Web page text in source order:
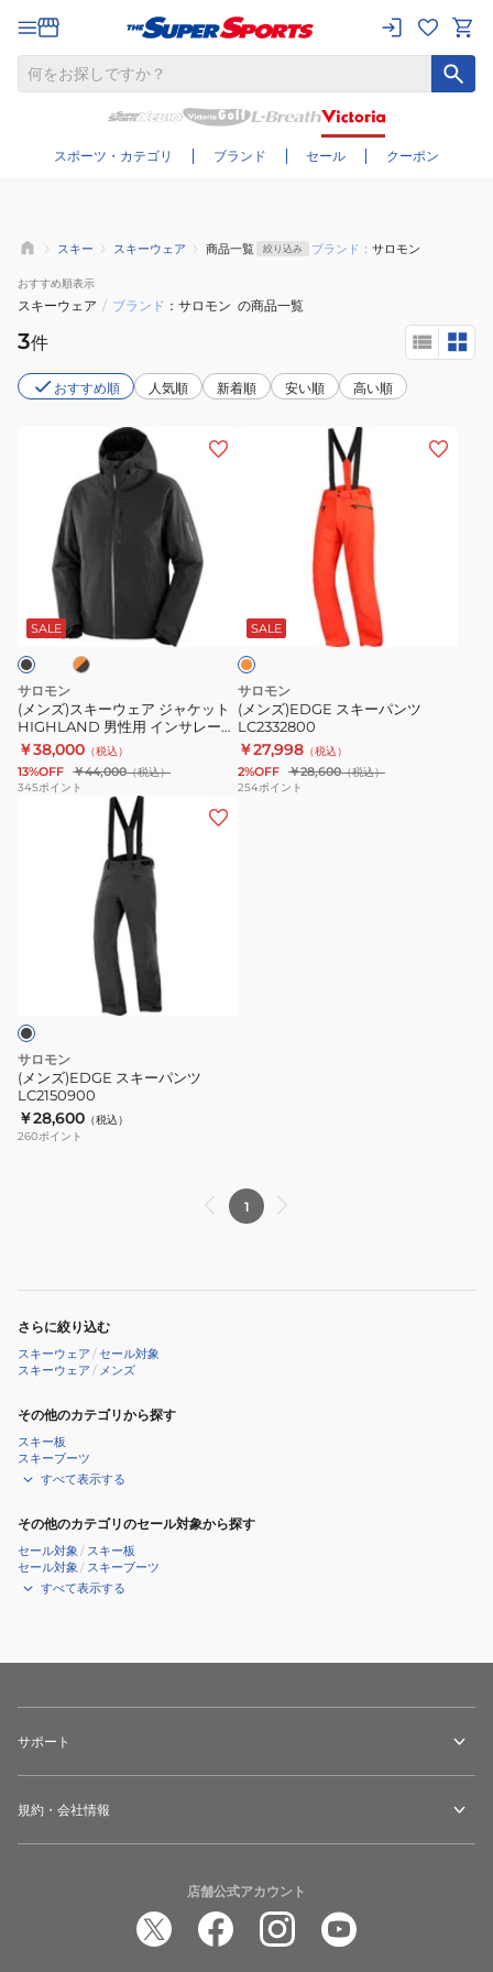
スポーツ・カテゴリ ブランド セール クーポン
さらに絞り込む
スキー スキーウェア 商品一覧 絞り込み ブランド： サロモン
おすすめ順表示
スキーウェア / ブランド サロモン の商品一覧
3件
おすすめ順 人気順 新着順 安い順 高い順
ェ
ア
ジ
ャ
ケ
ッ
ト
ー
シ
ョ
ン
フ
ャ
ッ
ト
LC2353500
SALE
サロモン
(メンズ)スキーウェア ジャケット
HIGHLAND 男性用 インサレーシ
ョンフード付きジャケット
LC2353200 LC2353500
￥38,000 （税込）
13%OFF ￥44,000（税込）
345ポイント
ン
ツ
LC2332800
SALE
オ
レ
ン
サロモン
(メンズ)EDGE スキーパンツ
LC2332800
￥27,998 （税込）
2%OFF ￥28,600（税込）
254ポイント
ツ
LC2150900
サロモン
(メンズ)EDGE スキーパンツ
LC2150900
￥28,600 （税込）
260ポイント
1
さらに絞り込む
スキーウェア /セール対象
スキーウェア / メンズ
その他のカテゴリから探す
スキー板
スキーブーツ
すべて表示する
その他のカテゴリのセール対象から探す
セール対象 / スキー板
セール対象 / スキーブーツ
すべて表示する
サポート
規約・会社情報
店舗公式アカウント